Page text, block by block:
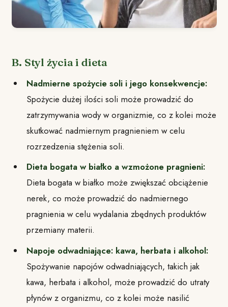
B. Styl życia i dieta
Nadmierne spożycie soli i jego konsekwencje:
Spożycie dużej ilości soli może prowadzić do
zatrzymywania wody w organizmie, co z kolei może
skutkować nadmiernym pragnieniem w celu
rozrzedzenia stężenia soli.
Dieta bogata w białko a wzmożone pragnieni:
Dieta bogata w białko może zwiększać obciążenie
nerek, co może prowadzić do nadmiernego
pragnienia w celu wydalania zbędnych produktów
przemiany materii.
Napoje odwadniające: kawa, herbata i alkohol:
Spożywanie napojów odwadniających, takich jak
kawa, herbata i alkohol, może prowadzić do utraty
płynów z organizmu, co z kolei może nasilić